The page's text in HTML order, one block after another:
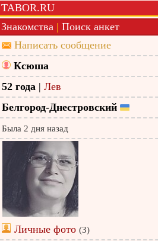
TABOR.RU
Знакомства | Поиск анкет
Написать сообщение
Ксюша
52 года | Лев
Белгород-Днестровский
Была 2 дня назад
Личные фото (3)